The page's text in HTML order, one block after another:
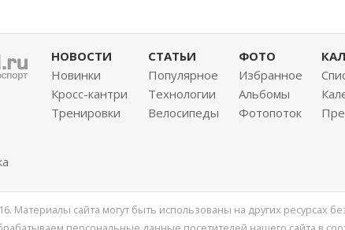
НОВОСТИ
Новинки
Кросс-кантри
Тренировки
СТАТЬИ
Популярное
Технологии
Велосипеды
ФОТО
Избранное
Альбомы
Фотопоток
Материалы сайта могут быть использованы на других ресурсах